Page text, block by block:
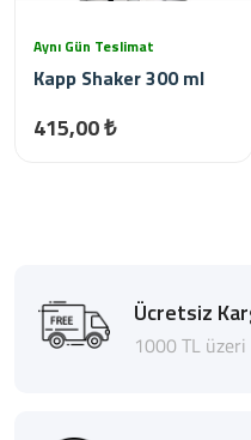
Aynı Gün Teslimat
Kapp Shaker 300 ml
415,00 ₺
Ücretsiz
1000 TL